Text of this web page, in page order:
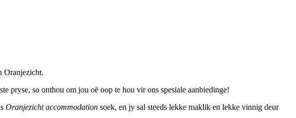
Oranjezicht.
pryse, so onthou om jou oë oop te hou vir ons spesiale aanbiedinge!
Oranjezicht accommodation soek, en jy sal steeds lekke maklik en lekke vinnig deur